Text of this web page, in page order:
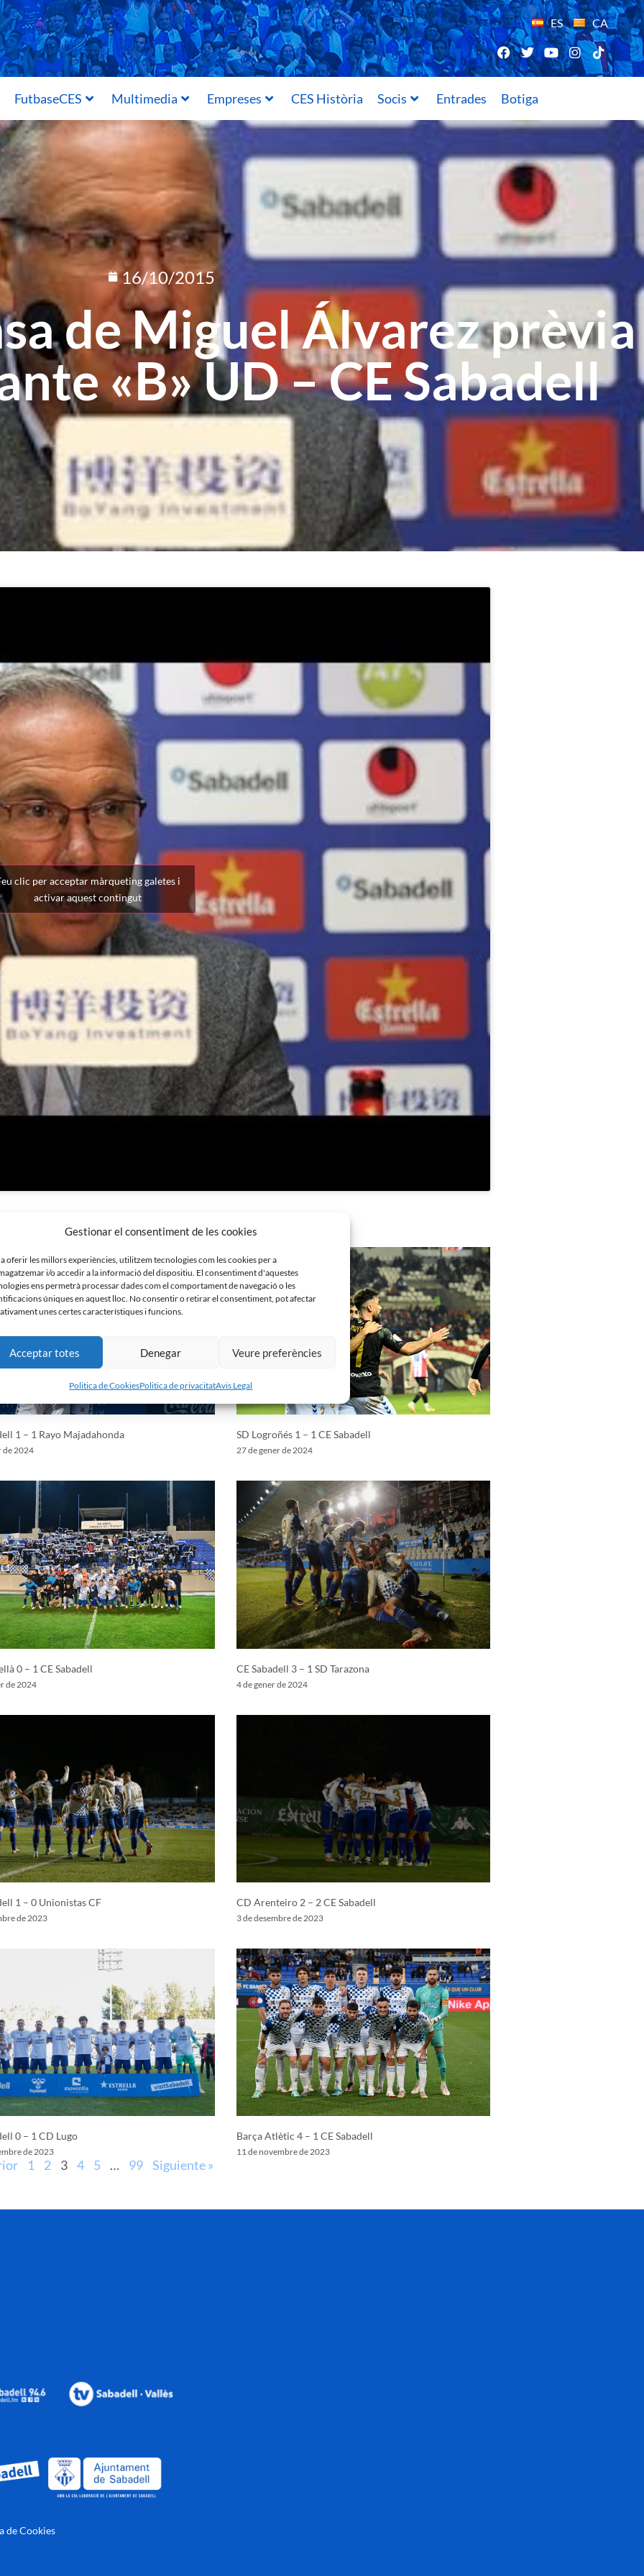
Gestionar el consentiment de les cookies
oferir les millors experiències, utilitzem tecnologies com les cookies per a
i/o accedir a la informació del dispositiu. El consentiment d'aquestes
ens permetrà processar dades com el comportament de navegació o les
úniques en aquest lloc. No consentir o retirar el consentiment, pot afectar
unes certes característiques i funcions.
Acceptar totes Denegar Veure preferències
Politica de CookiesPolitica de privacitatAvis Legal
ES CA
FutbaseCES Multimedia Empreses CES Història Socis Entrades Botiga
16/10/2015
de Miguel Álvarez prèvia
«B» UD – CE Sabadell
clic per acceptar màrqueting galetes i
activar aquest contingut
1 – 1 Rayo Majadahonda
de 2024
SD Logroñés 1 – 1 CE Sabadell
27 de gener de 2024
0 – 1 CE Sabadell
de 2024
CE Sabadell 3 – 1 SD Tarazona
4 de gener de 2024
1 – 0 Unionistas CF
de 2023
CD Arenteiro 2 – 2 CE Sabadell
3 de desembre de 2023
0 – 1 CD Lugo
de 2023
Barça Atlètic 4 – 1 CE Sabadell
11 de novembre de 2023
1 2 3 4 5 … 99 Siguiente »
de Cookies